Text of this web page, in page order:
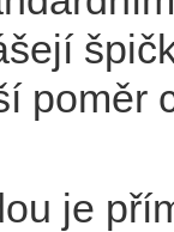
poměr
je